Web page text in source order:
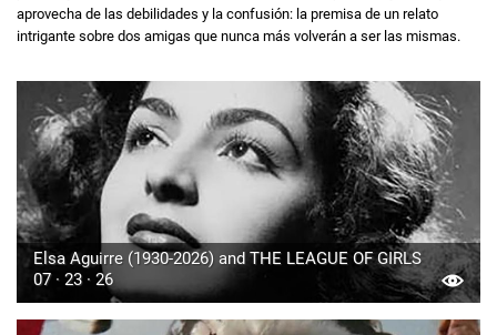
aprovecha de las debilidades y la confusión: la premisa de un relato
intrigante sobre dos amigas que nunca más volverán a ser las mismas.
Elsa Aguirre (1930-2026) and THE LEAGUE OF GIRLS
07 · 23 · 26